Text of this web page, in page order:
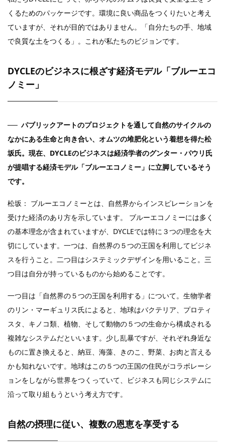
くるためのパッケージです。環境に良い商品をつくりたいと考え
ていますが、それが目的ではありません。「自分たちの手、地域
で良質な土をつくる」。これが私たちのビジョンです。
DYCLEのビジネスに根ざす経済モデル「ブルーエコ
ノミー」
パブリックアートのプロジェクトを通して自然のサイクルの
なかにある生命と向き合い、オムツの堆肥化という着想を得た松
坂氏。現在、DYCLEのビジネスは経済学者のグンター・パウリ氏
が提唱する経済モデル「ブルーエコノミー」に立脚しているそう
です。
松坂： ブルーエコノミーとは、自然界からインスピレーションを
受けた経済のあり方を示しています。 ブルーエコノミーには多く
の基本理念が含まれていますが、DYCLEでは特に３つの理念を大
切にしています。一つは、自然界の５つの王国を利用してビジネ
スを行うこと。二つ目はシステミックデザインを用いること。三
つ目は自分が持っているものから始めることです。
一つ目は「自然界の５つの王国を利用する」について。生物学者
のリン・マーギュリス氏によると、地球はバクテリア、プロティ
スタ、キノコ類、植物、そして動物の５つの生命から構成される
複雑なシステムだといいます。少し乱暴ですが、それぞれ身近な
ものに置き換えると、納豆、海藻、きのこ、野菜、お肉と言える
かも知れないです。地球はこの５つの王国の住民がコラボレーシ
ョンをしながら世界をつくっていて、ビジネスも同じシステムに
沿って取り組もうという考え方です。
自然の摂理に従い、複数の恩恵を享受する